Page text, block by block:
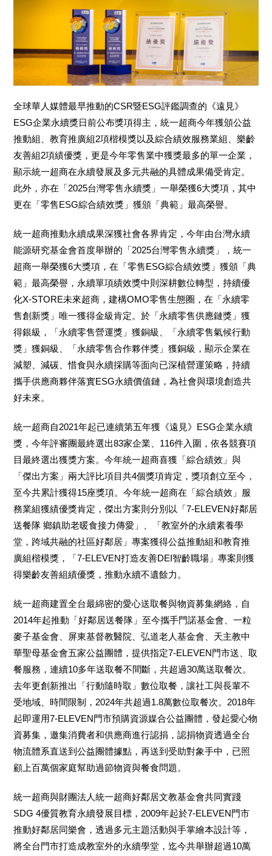
全球華人媒體最早推動的CSR暨ESG評鑑調查的《遠見》
ESG企業永續獎日前公布獎項得主，統一超商今年獲頒公益
推動組、教育推廣組2項楷模獎以及綜合績效服務業組、樂齡
友善組2項績優獎，更是今年零售業中獲獎最多的單一企業，
顯示統一超商在永續發展及多元共融的具體成果備受肯定。
此外，亦在「2025台灣零售永續獎」一舉榮獲6大獎項，其中
更在「零售ESG綜合績效獎」獲頒「典範」最高榮譽。
統一超商推動永續成果深獲社會各界肯定，今年由台灣永續
能源研究基金會首度舉辦的「2025台灣零售永續獎」，統一
超商一舉榮獲6大獎項，在「零售ESG綜合績效獎」獲頒「典
範」最高榮譽，永續單項績效獎中則深耕數位轉型，持續優
化X-STORE未來超商，建構OMO零售生態圈，在「永續零
售創新獎」唯一獲得金級肯定。於「永續零售供應鏈獎」獲
得銀級，「永續零售營運獎」獲銅級、「永續零售氣候行動
獎」獲銅級、「永續零售合作夥伴獎」獲銅級，顯示企業在
減塑、減碳、惜食與永續採購等面向已深植營運策略，持續
攜手供應商夥伴落實ESG永續價值鏈，為社會與環境創造共
好未來。
統一超商自2021年起已連續第五年獲《遠見》ESG企業永續
獎，今年評審團最終選出83家企業、116件入圍，依各競賽項
目最終選出獲獎方案。今年統一超商喜獲「綜合績效」與
「傑出方案」兩大評比項目共4個獎項肯定，獎項創立至今，
至今共累計獲得15座獎項。今年統一超商在「綜合績效」服
務業組獲績優獎肯定，傑出方案則分別以「7-ELEVEN好鄰居
送餐隊 鄉鎮助老暖食接力傳愛」、「教室外的永續素養學
堂，跨域共融的社區好鄰居」專案獲得公益推動組和教育推
廣組楷模獎，「7-ELEVEN打造友善DEI智齡職場」專案則獲
得樂齡友善組績優獎，推動永續不遺餘力。
統一超商建置全台最綿密的愛心送取餐與物資募集網絡，自
2014年起推動「好鄰居送餐隊」至今攜手門諾基金會、一粒
麥子基金會、屏東基督教醫院、弘道老人基金會、天主教中
華聖母基金會五家公益團體，提供指定7-ELEVEN門市送、取
餐服務，連續10多年送取餐不間斷，共超過30萬送取餐次。
去年更創新推出「行動隨時取」數位取餐，讓社工與長輩不
受地域、時間限制，2024年共超過1.8萬數位取餐次。2018年
起即運用7-ELEVEN門市預購資源媒合公益團體，發起愛心物
資募集，邀集消費者和供應商進行認捐，認捐物資透過全台
物流體系直送到公益團體據點，再送到受助對象手中，已照
顧上百萬個家庭幫助過節物資與餐食問題。
統一超商與財團法人統一超商好鄰居文教基金會共同實踐
SDG 4優質教育永續發展目標，2009年起於7-ELEVEN門市
推動好鄰居同樂會，透過多元主題活動與手掌繪本設計等，
將全台門市打造成教室外的永續學堂，迄今共舉辦超過10萬